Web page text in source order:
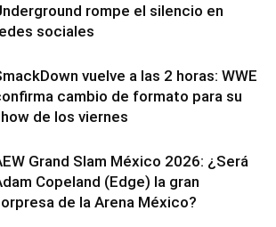
rompe el silencio en
sociales
vuelve a las 2 horas: WWE
cambio de formato para su
de los viernes
Grand Slam México 2026: ¿Será
Copeland (Edge) la gran
de la Arena México?